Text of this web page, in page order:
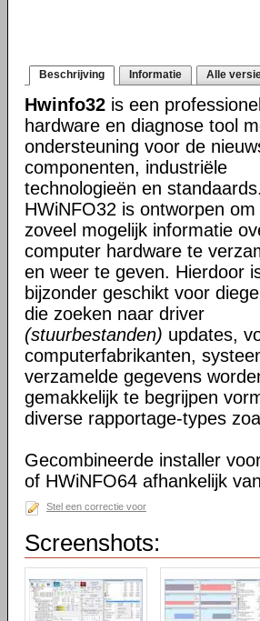
Beschrijving Informatie Alle
Hwinfo32 is een
hardware en diagnose tool
ondersteuning voor de
componenten, industriële
technologieën en standaards.
HWiNFO32 is ontworpen om
zoveel mogelijk informatie
computer hardware te
en weer te geven. Hierdoor
bijzonder geschikt voor
die zoeken naar driver
(stuurbestanden) updates,
computerfabrikanten,
verzamelde gegevens
gemakkelijk te begrijpen
diverse rapportage-types
Gecombineerde installer
of HWiNFO64 afhankelijk
Stel een correctie voor
Screenshots: